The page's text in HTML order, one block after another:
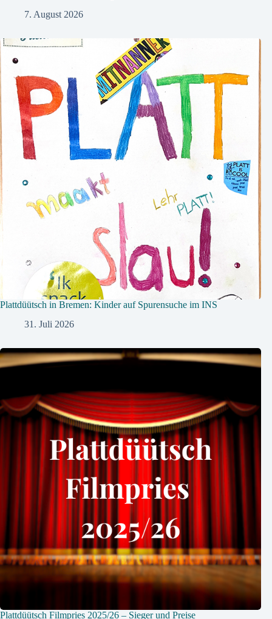
7. August 2026
Plattdüütsch in Bremen: Kinder auf Spurensuche im INS
31. Juli 2026
Plattdüütsch Filmpries 2025/26 – Sieger und Preise